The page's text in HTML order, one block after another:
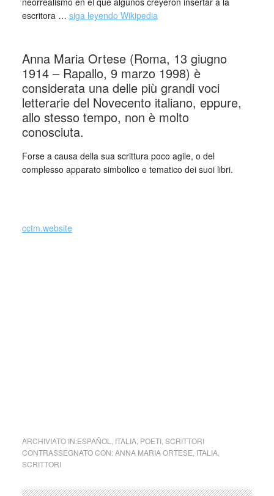
escritora … siga leyendo Wikipedia
Anna Maria Ortese (Roma, 13 giugno
1914 – Rapallo, 9 marzo 1998) è
considerata una delle più grandi voci
letterarie del Novecento italiano, eppure,
allo stesso tempo, non è molto
conosciuta.
Forse a causa della sua scrittura poco agile, o del
complesso apparato simbolico e tematico dei suoi libri.
cctm.website
ARCHIVIATO IN:ESPAÑOL ITALIA, POETI, SCRITTORI
CONTRASSEGNATO CON:ANNA MARIA ORTESE ITALIA,
SCRITTORI